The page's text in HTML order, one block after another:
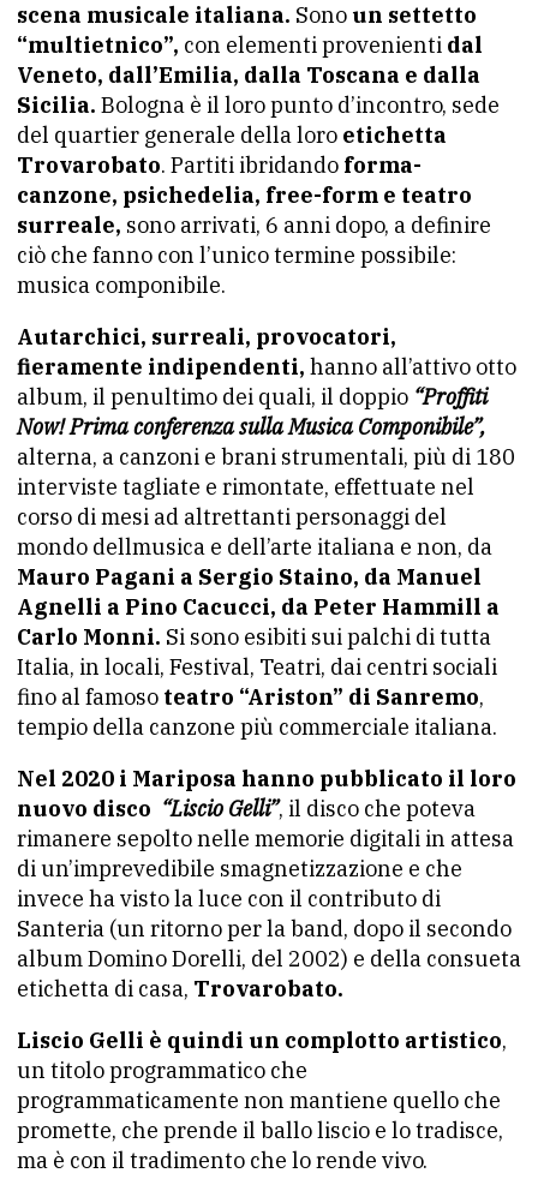
scena musicale italiana. Sono un settetto
“multietnico”, con elementi provenienti dal
Veneto, dall’Emilia, dalla Toscana e dalla
Sicilia. Bologna è il loro punto d’incontro, sede
del quartier generale della loro etichetta
Trovarobato. Partiti ibridando forma-
canzone, psichedelia, free-form e teatro
surreale, sono arrivati, 6 anni dopo, a definire
ciò che fanno con l’unico termine possibile:
musica componibile.
Autarchici, surreali, provocatori,
fieramente indipendenti, hanno all’attivo otto
album, il penultimo dei quali, il doppio “Proffiti
Now! Prima conferenza sulla Musica Componibile”,
alterna, a canzoni e brani strumentali, più di 180
interviste tagliate e rimontate, effettuate nel
corso di mesi ad altrettanti personaggi del
mondo dellmusica e dell’arte italiana e non, da
Mauro Pagani a Sergio Staino, da Manuel
Agnelli a Pino Cacucci, da Peter Hammill a
Carlo Monni. Si sono esibiti sui palchi di tutta
Italia, in locali, Festival, Teatri, dai centri sociali
fino al famoso teatro “Ariston” di Sanremo,
tempio della canzone più commerciale italiana.
Nel 2020 i Mariposa hanno pubblicato il loro
nuovo disco “Liscio Gelli”, il disco che poteva
rimanere sepolto nelle memorie digitali in attesa
di un’imprevedibile smagnetizzazione e che
invece ha visto la luce con il contributo di
Santeria (un ritorno per la band, dopo il secondo
album Domino Dorelli, del 2002) e della consueta
etichetta di casa, Trovarobato.
Liscio Gelli è quindi un complotto artistico,
un titolo programmatico che
programmaticamente non mantiene quello che
promette, che prende il ballo liscio e lo tradisce,
ma è con il tradimento che lo rende vivo.